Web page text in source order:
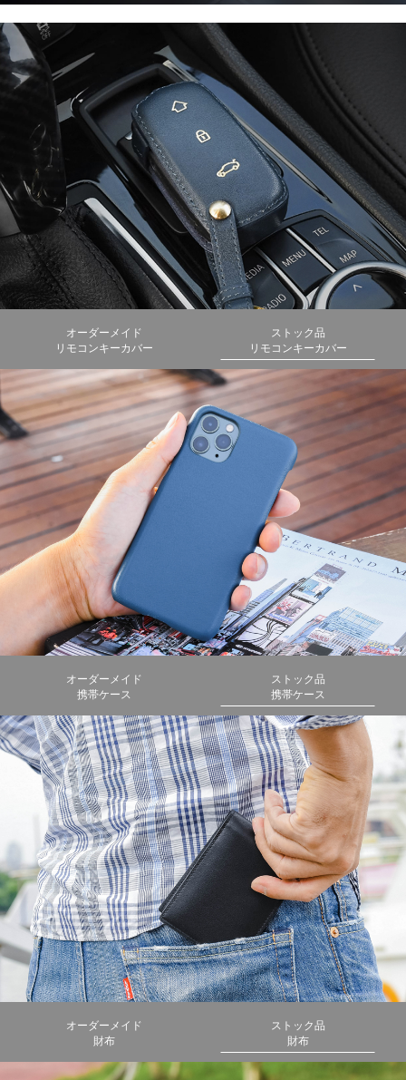
オーダーメイド
リモコンキーカバー
ストック品
リモコンキーカバー
オーダーメイド
携帯ケース
ストック品
携帯ケース
オーダーメイド
財布
ストック品
財布